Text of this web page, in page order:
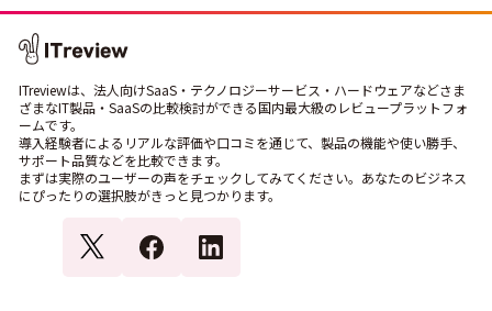
ITreviewは、法人向けSaaS・テクノロジーサービス・ハードウェアなどさま
ざまなIT製品・SaaSの比較検討ができる国内最大級のレビュープラットフォ
ームです。
導入経験者によるリアルな評価や口コミを通じて、製品の機能や使い勝手、
サポート品質などを比較できます。
まずは実際のユーザーの声をチェックしてみてください。あなたのビジネス
にぴったりの選択肢がきっと見つかります。